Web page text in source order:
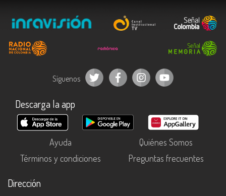
Síguenos
Descarga la app
Ayuda
Quiénes Somos
Términos y condiciones
Preguntas frecuentes
Dirección